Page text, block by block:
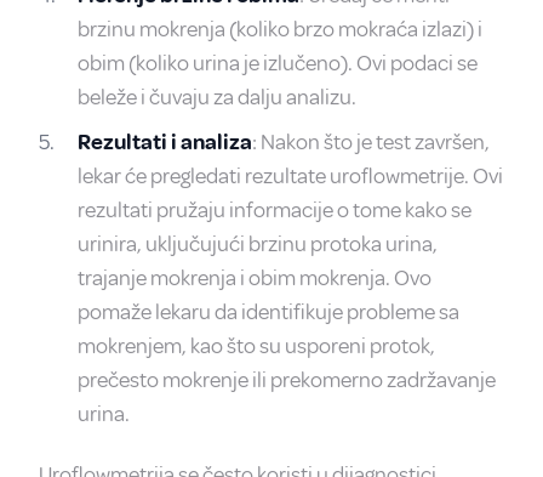
brzinu mokrenja (koliko brzo mokraća izlazi) i
obim (koliko urina je izlučeno). Ovi podaci se
beleže i čuvaju za dalju analizu.
Rezultati i analiza: Nakon što je test završen,
lekar će pregledati rezultate uroflowmetrije. Ovi
rezultati pružaju informacije o tome kako se
urinira, uključujući brzinu protoka urina,
trajanje mokrenja i obim mokrenja. Ovo
pomaže lekaru da identifikuje probleme sa
mokrenjem, kao što su usporeni protok,
prečesto mokrenje ili prekomerno zadržavanje
urina.